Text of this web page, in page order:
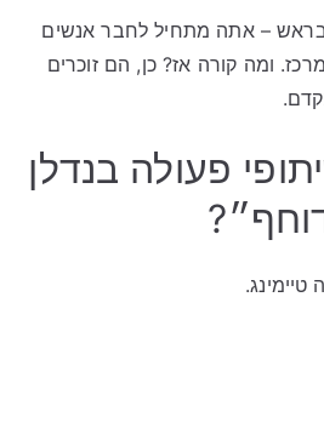
– אתה מתחיל לחבר אנשים
ומה קורה אז? כן, הם זוכרים
פעולה בנדלן